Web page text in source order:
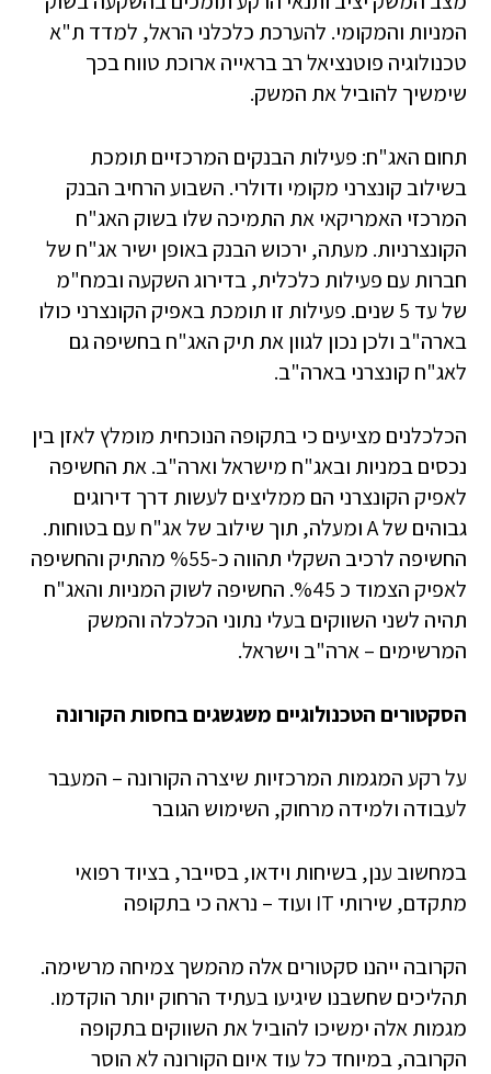
המניות והמקומי. להערכת כלכלני הראל, למדד ת"א
טכנולוגיה פוטנציאל רב בראייה ארוכת טווח בכך
שימשיך להוביל את המשק.
תחום האג"ח: פעילות הבנקים המרכזיים תומכת
בשילוב קונצרני מקומי ודולרי. השבוע הרחיב הבנק
המרכזי האמריקאי את התמיכה שלו בשוק האג"ח
הקונצרניות. מעתה, ירכוש הבנק באופן ישיר אג"ח של
חברות עם פעילות כלכלית, בדירוג השקעה ובמח"מ
של עד 5 שנים. פעילות זו תומכת באפיק הקונצרני כולו
בארה"ב ולכן נכון לגוון את תיק האג"ח בחשיפה גם
לאג"ח קונצרני בארה"ב.
הכלכלנים מציעים כי בתקופה הנוכחית מומלץ לאזן בין
נכסים במניות ובאג"ח מישראל וארה"ב. את החשיפה
לאפיק הקונצרני הם ממליצים לעשות דרך דירוגים
גבוהים של A ומעלה, תוך שילוב של אג"ח עם בטוחות.
החשיפה לרכיב השקלי תהווה כ-%55 מהתיק והחשיפה
לאפיק הצמוד כ %45. החשיפה לשוק המניות והאג"ח
תהיה לשני השווקים בעלי נתוני הכלכלה והמשק
המרשימים – ארה"ב וישראל.
הסקטורים הטכנולוגיים משגשגים בחסות הקורונה
על רקע המגמות המרכזיות שיצרה הקורונה – המעבר
לעבודה ולמידה מרחוק, השימוש הגובר
במחשוב ענן, בשיחות וידאו, בסייבר, בציוד רפואי
מתקדם, שירותי IT ועוד – נראה כי בתקופה
הקרובה ייהנו סקטורים אלה מהמשך צמיחה מרשימה.
תהליכים שחשבנו שיגיעו בעתיד הרחוק יותר הוקדמו.
מגמות אלה ימשיכו להוביל את השווקים בתקופה
הקרובה, במיוחד כל עוד איום הקורונה לא הוסר